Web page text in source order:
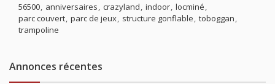
56500 anniversaires crazyland indoor locminé
parc couvert parc de jeux structure gonflable toboggan
trampoline
Annonces récentes